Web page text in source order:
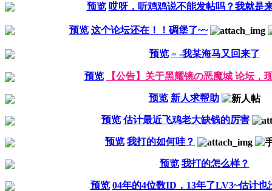
预览 哎呀，听鸡鸡说不能发帖吗？我就是
预览 这个论坛还在！！碉堡了~~
预览 = -我某海马又回来了
预览 【公告】关于黑耀镜の恶魔城 论坛，
预览 新人求帮助
预览 估计最近飞鸡老大缺钱的厉害
预览 我打的如何哇？
预览 我打的怎么样？
预览 04年的4位数ID，13年了LV3~估计也